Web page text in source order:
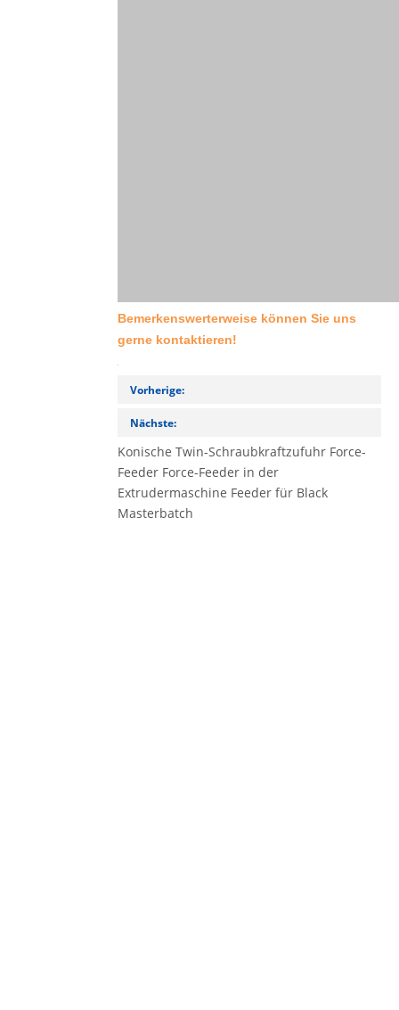
Bemerkenswerterweise können Sie uns
gerne kontaktieren!
Vorherige:
Nächste:
Konische Twin-Schraubkraftzufuhr Force-
Feeder Force-Feeder in der
Extrudermaschine Feeder für Black
Masterbatch